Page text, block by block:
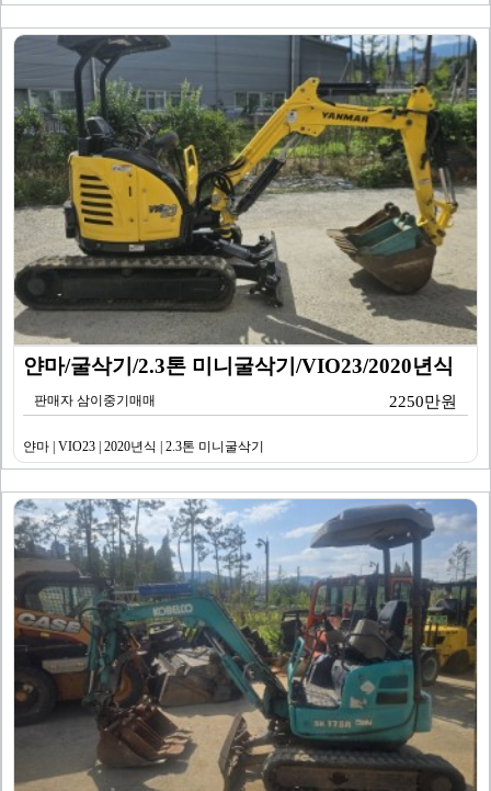
얀마/굴삭기/2.3톤 미니굴삭기/VIO23/2020년식
판매자 삼이중기매매 2250만원
얀마 | VIO23 | 2020년식 | 2.3톤 미니굴삭기